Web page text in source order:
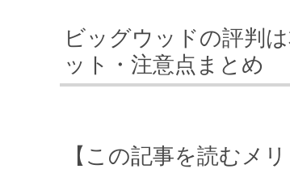
ビッグウッドの評判
ット・注意点まとめ
【この記事を読むメリ